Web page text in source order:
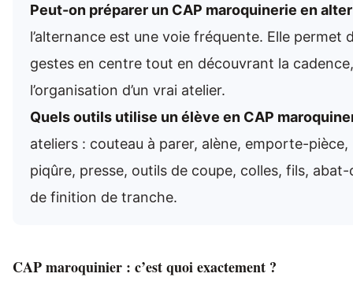
Peut-on préparer un CAP maroquinerie en
l’alternance est une voie fréquente. Elle permet
gestes en centre tout en découvrant la
l’organisation d’un vrai atelier.
Quels outils utilise un élève en CAP
ateliers : couteau à parer, alène, emporte-pièce,
piqûre, presse, outils de coupe, colles, fils,
de finition de tranche.
CAP maroquinier : c’est quoi exactement ?